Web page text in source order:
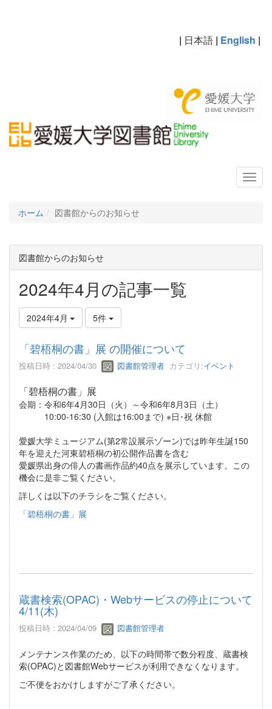
| 日本語 | English |
ホーム 図書館からのお知らせ
図書館からのお知らせ
2024年4月の記事一覧
2024年4月 5件
「碧梧桐の書」展 の開催について
投稿日時 : 2024/04/30 図書館管理者 カテゴリ:イベント
「碧梧桐の書」展
会期：令和6年4月30日（火）～令和6年8月3日（土）
10:00-16:30 (入館は16:00まで) ※日･祝 休館
愛媛大学ミュージアム(第2常設展示ゾーン)では昨年生誕150
年を迎えた河東碧梧桐の初公開作品書を含む
愛媛県出身の俳人の書画作品約40点を展示しています。この
機会に是非ご覧ください。
詳しくは以下のチラシをご覧ください。
「碧梧桐の書」展
蔵書検索(OPAC)・Webサービスの停止について
4/11(木)
投稿日時 : 2024/04/09 図書館管理者
メンテナンス作業のため、以下の時間帯で数分程度、蔵書検
索(OPAC)と図書館Webサービスが利用できなくなります。
ご不便をおかけしますがご了承ください。